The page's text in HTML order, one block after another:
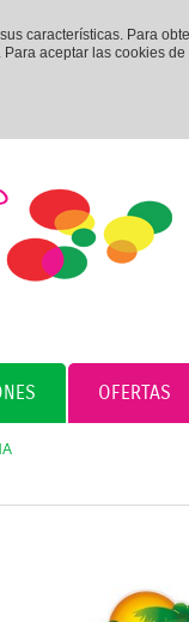
características. Para
. Para aceptar las cookies
OFERTAS